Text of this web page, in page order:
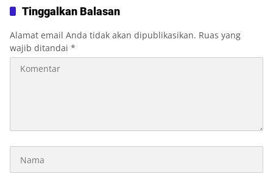
Sosperda Kemiskinan
Tinggalkan Balasan
Alamat email Anda tidak akan dipublikasikan. Ruas yang
wajib ditandai *